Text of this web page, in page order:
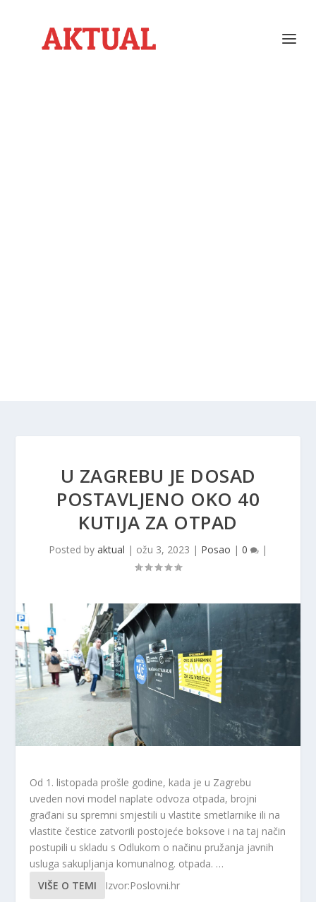
U ZAGREBU JE DOSAD
POSTAVLJENO OKO 40
KUTIJA ZA OTPAD
Posted by aktual | ožu 3, 2023 | Posao | 0 |
Od 1. listopada prošle godine, kada je u Zagrebu
uveden novi model naplate odvoza otpada, brojni
građani su spremni smjestili u vlastite smetlarnike ili na
vlastite čestice zatvorili postojeće boksove i na taj način
postupili u skladu s Odlukom o načinu pružanja javnih
usluga sakupljanja komunalnog. otpada. …
VIŠE O TEMI
Izvor:Poslovni.hr